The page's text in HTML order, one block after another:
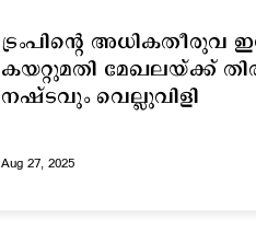
ട്രംപിന്‍റെ അധികതീരുവ
കയറ്റുമതി മേഖലയ്ക്ക്
നഷ്ടവും വെല്ലുവിളി
Aug 27, 2025